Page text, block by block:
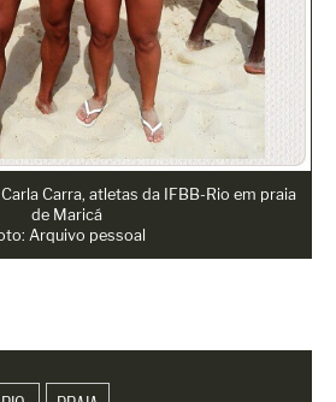
Carra, atletas da IFBB-Rio em praia
de Maricá
Arquivo pessoal